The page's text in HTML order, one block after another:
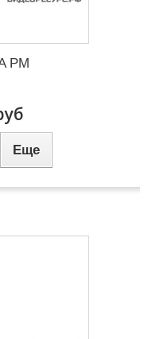
PM
Еще